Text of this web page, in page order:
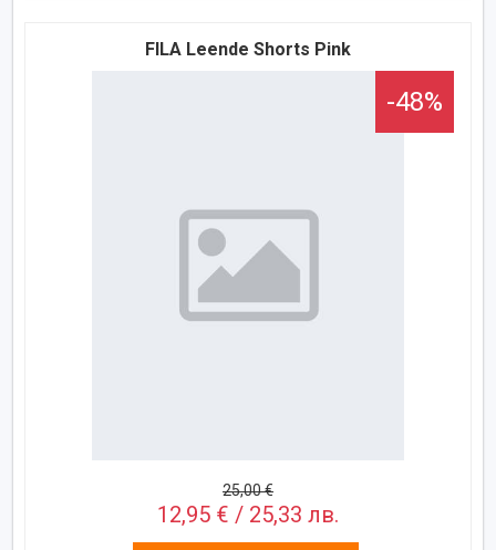
FILA Leende Shorts Pink
-48%
25,00 €
12,95 € / 25,33 лв.